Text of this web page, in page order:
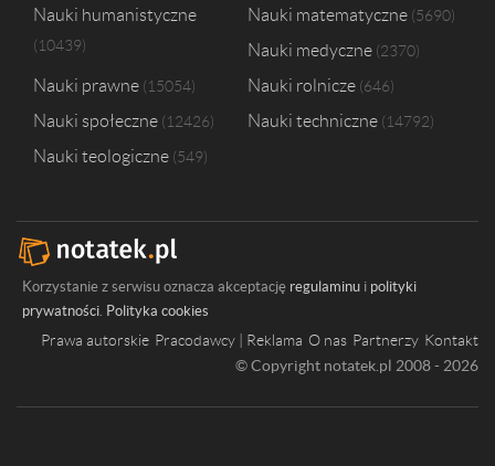
Nauki humanistyczne
10439
Nauki matematyczne 5690
Nauki medyczne 2370
Nauki prawne 15054 Nauki rolnicze 646
Nauki społeczne 12426 Nauki techniczne 14792
Nauki teologiczne 549
Korzystanie z serwisu oznacza akceptację regulaminu i polityki
prywatności Polityka cookies
Prawa autorskie Pracodawcy | Reklama O nas Partnerzy Kontakt
© Copyright notatek.pl 2008 - 2026